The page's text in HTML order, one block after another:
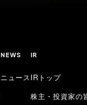
NEWS
ニュース
IR
IRトップ
株主・投資家の